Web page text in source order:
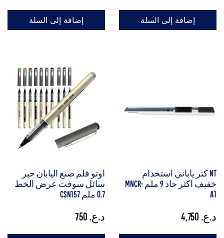
إضافة إلى السلة إضافة إلى السلة
NT كتر ياباني استخدام
خفيف اكثر حاد 9 ملم MNCR-
A1
د.ع.
اوتو قلم صنع اليابان حبر
سائل سوفت عرض الخط
0.7 ملم CSN157
د.ع.